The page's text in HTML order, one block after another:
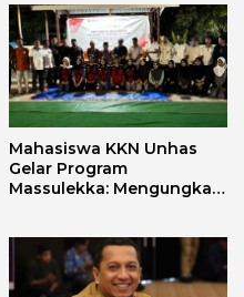
Mahasiswa KKN Unhas
Gelar Program
Massulekka: Mengungkap